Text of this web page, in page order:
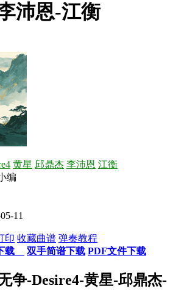
沛恩-江衡
黄星 邱鼎杰 李沛恩 江衡
编
11
印 收藏曲谱 弹奏教程
载 双手简谱下载 PDF文件下载
争-Desire4-黄星-邱鼎杰-